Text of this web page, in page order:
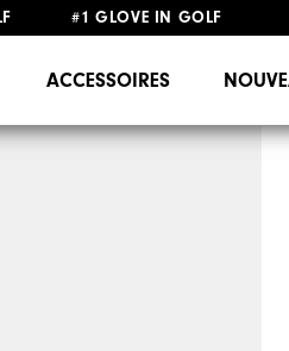
#1 GLOVE IN GOLF
ACCESSOIRES